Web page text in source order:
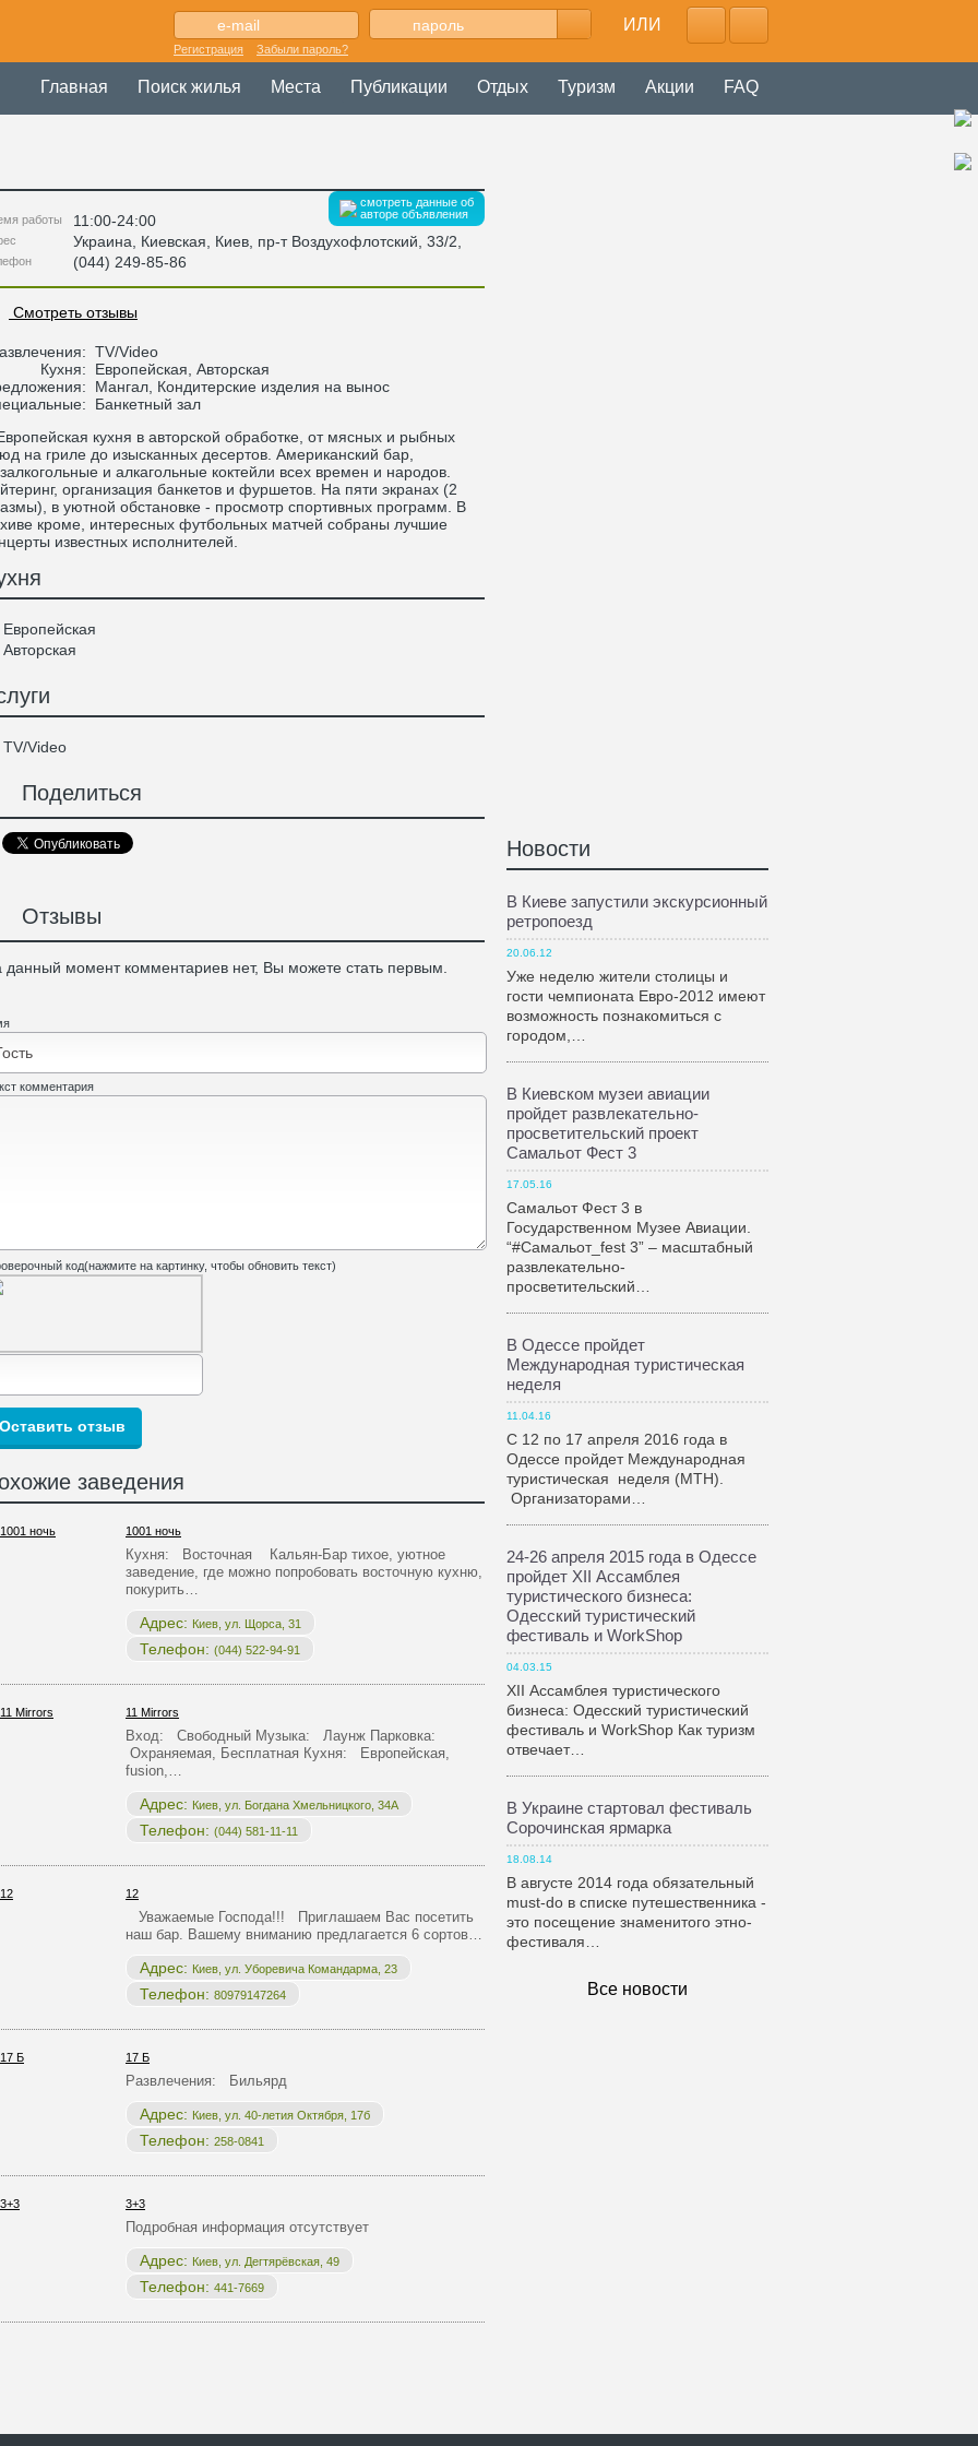
ИЛИ
Регистрация Забыли пароль?
Главная Поиск жилья Места Публикации Отдых Туризм Акции FAQ
смотреть данные об
авторе объявления
работы 11:00-24:00
Украина Киевская , Киев, пр-т Воздухофлотский, 33/2
(044) 249-85-86
Смотреть отзывы
TV/Video
Кухня:
Европейская, Авторская
Мангал, Кондитерские изделия на вынос
Банкетный зал
кухня в авторской обработке, от мясных и рыбных
на гриле до изысканных десертов. Американский бар,
и алкагольные коктейли всех времен и народов.
организация банкетов и фуршетов. На пяти экранах (2
в уютной обстановке - просмотр спортивных программ. В
кроме, интересных футбольных матчей собраны лучшие
известных исполнителей.
Европейская
Авторская
TV/Video
Поделиться
Отзывы
данный момент комментариев нет, Вы можете стать первым.
комментария
код(нажмите на картинку, чтобы обновить текст)
заведения
1001 ночь
Кухня: Восточная Кальян-Бар тихое, уютное
заведение, где можно попробовать восточную кухню,
покурить…
Адрес: Киев, ул. Щорса, 31
Телефон: (044) 522-94-91
11 Mirrors
Вход: Свободный Музыка: Лаунж Парковка:
Охраняемая, Бесплатная Кухня: Европейская,
fusion,…
Адрес: Киев, ул. Богдана Хмельницкого, 34А
Телефон: (044) 581-11-11
12
Уважаемые Господа!!! Приглашаем Вас посетить
наш бар. Вашему вниманию предлагается 6 сортов…
Адрес: Киев, ул. Уборевича Командарма, 23
Телефон: 80979147264
17 Б
Развлечения: Бильярд
Адрес: Киев, ул. 40-летия Октября, 17б
Телефон: 258-0841
3+3
Подробная информация отсутствует
Адрес: Киев, ул. Дегтярёвская, 49
Телефон: 441-7669
Новости
В Киеве запустили экскурсионный
ретропоезд
20.06.12
Уже неделю жители столицы и
гости чемпионата Евро-2012 имеют
возможность познакомиться с
городом,…
В Киевском музеи авиации
пройдет развлекательно-
просветительский проект
Самальот Фест 3
17.05.16
Самальот Фест 3 в
Государственном Музее Авиации.
“#Самальот_fest 3” – масштабный
развлекательно-
просветительский…
В Одессе пройдет
Международная туристическая
неделя
11.04.16
С 12 по 17 апреля 2016 года в
Одессе пройдет Международная
туристическая неделя (МТН).
Организаторами…
24-26 апреля 2015 года в Одессе
пройдет XII Ассамблея
туристического бизнеса:
Одесский туристический
фестиваль и WorkShop
04.03.15
XII Ассамблея туристического
бизнеса: Одесский туристический
фестиваль и WorkShop Как туризм
отвечает…
В Украине стартовал фестиваль
Сорочинская ярмарка
18.08.14
В августе 2014 года обязательный
must-do в списке путешественника -
это посещение знаменитого этно-
фестиваля…
Все новости